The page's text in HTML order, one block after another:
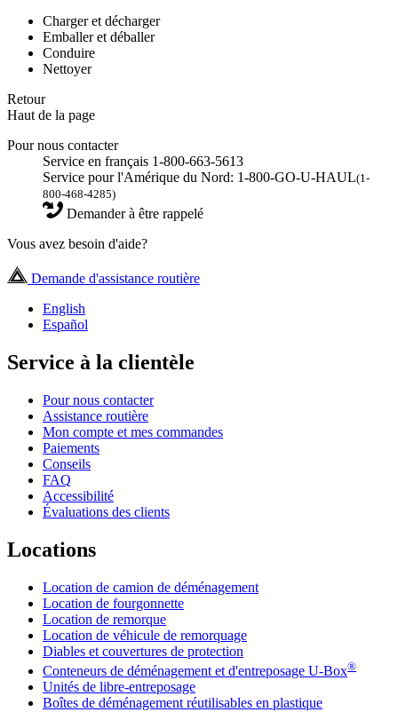
Charger et décharger
Emballer et déballer
Conduire
Nettoyer
Retour
Haut de la page
Pour nous contacter
Service en français 1-800-663-5613
Service pour l'Amérique du Nord: 1-800-GO-U-HAUL(1-
800-468-4285)
Demander à être rappelé
Vous avez besoin d'aide?
Demande d'assistance routière
English
Español
Service à la clientèle
Pour nous contacter
Assistance routière
Mon compte et mes commandes
Paiements
Conseils
FAQ
Accessibilité
Évaluations des clients
Locations
Location de camion de déménagement
Location de fourgonnette
Location de remorque
Location de véhicule de remorquage
Diables et couvertures de protection
Conteneurs de déménagement et d'entreposage U-Box®
Unités de libre-entreposage
Boîtes de déménagement réutilisables en plastique